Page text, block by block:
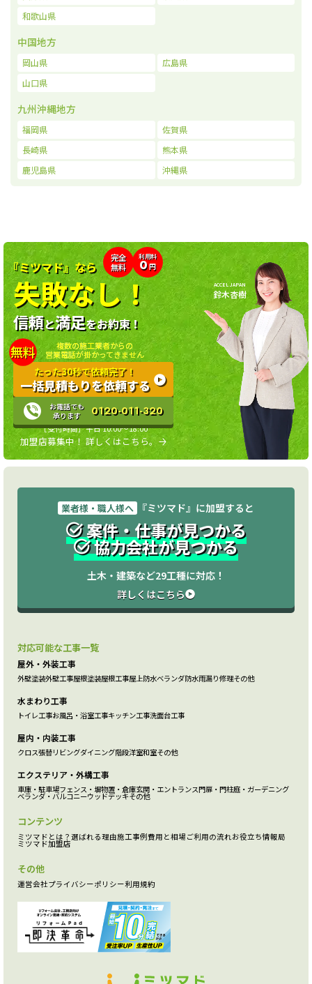
和歌山県
中国地方
岡山県
広島県
山口県
九州沖縄地方
福岡県
佐賀県
長崎県
熊本県
鹿児島県
沖縄県
完全
無料
利用料
0円
『ミツマド』なら
失敗なし！
信頼と満足をお約束！
無料
複数の施工業者からの
営業電話が掛かってきません
たった30秒で依頼完了！
一括見積もりを依頼する
お電話でも
承ります
0120-011-320
［受付時間］平日 10:00〜18:00
加盟店募集中！ 詳しくはこちら。
ACCEL JAPAN
鈴木杏樹
業者様・職人様へ 『ミツマド』に加盟すると
案件・仕事が見つかる
協力会社が見つかる
土木・建築など29工種に対応！
詳しくはこちら
対応可能な工事一覧
屋外・外装工事
外壁塗装外壁工事屋根塗装屋根工事屋上防水ベランダ防水雨漏り修理その他
水まわり工事
トイレ工事お風呂・浴室工事キッチン工事洗面台工事
屋内・内装工事
クロス張替リビングダイニング階段洋室和室その他
エクステリア・外構工事
車庫・駐車場フェンス・塀物置・倉庫玄関・エントランス門扉・門柱庭・ガーデニング
ベランダ・バルコニーウッドデッキその他
コンテンツ
ミツマドとは？ 選ばれる理由施工事例費用と相場 ご利用の流れお役立ち情報局
ミツマド加盟店
その他
運営会社プライバシーポリシー利用規約